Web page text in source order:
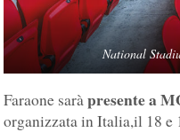
National
Faraone saràpresente a
organizzata in Italia,il 18 e